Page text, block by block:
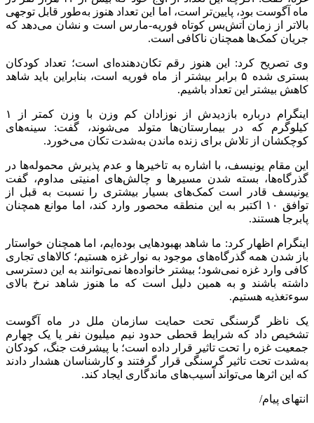
ماه آگوست بود، پایین‌تر است، اما این تعداد هنوز به‌طور قابل توجهی
بالاتر از زمان آتش‌بس کوتاه فوریه-مارس است و نشان می‌دهد که
جریان کمک‌ها همچنان ناکافی است.
وی تصریح کرد: این هنوز رقم تکان‌دهنده‌ای است؛ تعداد کودکان
بستری شده ۵ برابر بیشتر از ماه فوریه است، بنابراین باید شاهد
کاهش بیشتر این تعداد باشیم.
اینگرام درباره بازدیدش از نوزادان کم وزن با وزن کمتر از ۱
کیلوگرم که در بیمارستان‌ها متولد می‌شوند، گفت: سینه‌های
کوچکشان از تلاش برای زنده ماندن به‌شدت تکان می‌خورد.
این مقام یونیسف، با اشاره به تاخیر‌ها و عدم پذیرش محموله‌ها در
گذرگاه‌ها، بسته شدن مسیر‌ها و چالش‌های امنیتی مداوم، گفت
یونیسف قادر است کمک‌های بسیار بیشتری را نسبت به قبل از
توافق ۱۰ اکتبر به این منطقه محصور وارد کند، اما موانع همچنان
پابرجا هستند.
اینگرام اظهار کرد: ما شاهد بهبود‌هایی بوده‌ایم، اما همچنان خواستار
باز شدن همه گذرگاه‌های موجود به نوار غزه هستیم؛ کالا‌های تجاری
کافی وارد غزه نمی‌شود؛ بیشتر خانواده‌ها نمی‌توانند به این دسترسی
داشته باشند و به همین دلیل است که ما هنوز شاهد نرخ بالای
سوءتغذیه هستیم.
یک ناظر گرسنگی تحت حمایت سازمان ملل در ماه آگوست
تشخیص داد که شرایط قحطی حدود نیم میلیون نفر یا یک چهارم
جمعیت غزه را تحت تاثیر قرار داده است؛ با پیشرفت جنگ، کودکان
به‌شدت تحت تاثیر گرسنگی قرار گرفتند و کارشناسان هشدار دادند
که این اثر‌ها می‌تواند آسیب‌های ماندگاری ایجاد کند.
انتهای پیام/